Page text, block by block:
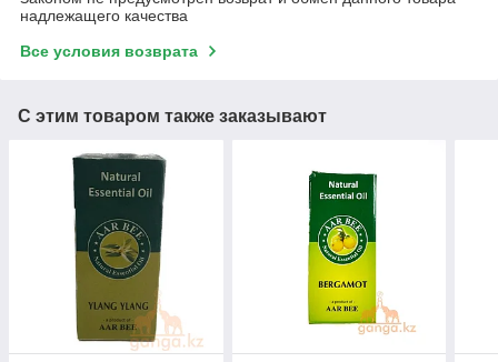
надлежащего качества
Все условия возврата
С этим товаром также заказывают